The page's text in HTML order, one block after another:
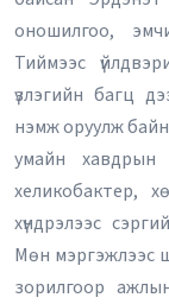
оношилгоо,
Тиймээс
үзлэгийн багц
нэмж оруулж
умайн хавдрын
хеликобактер,
хүндрэлээс
Мөн мэргэжлээс
зорилгоор